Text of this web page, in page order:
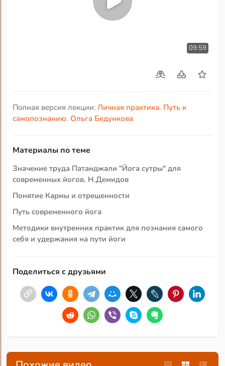
09:59
Полная версия лекции:Личная практика. Путь к
самопознанию. Ольга Бедункова
Материалы по теме
Значение труда Патанджали "Йога сутры" для
современных йогов. Н.Демидов
Понятие Кармы и отрешенности
Путь современного йога
Методики внутренних практик для познания самого
себя и удержания на пути йоги
Поделиться с друзьями